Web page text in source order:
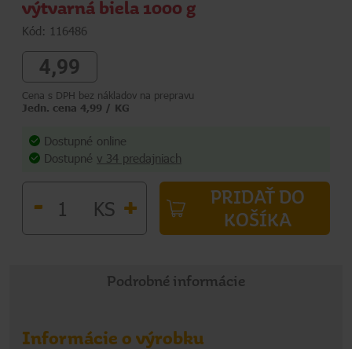
výtvarná biela 1000 g
Kód: 116486
4,99
Cena s DPH bez nákladov na prepravu
Jedn. cena 4,99 / KG
Dostupné online
Dostupné v 34 predajniach
- KS +
PRIDAŤ DO
KOŠÍKA
Podrobné informácie
Informácie o výrobku